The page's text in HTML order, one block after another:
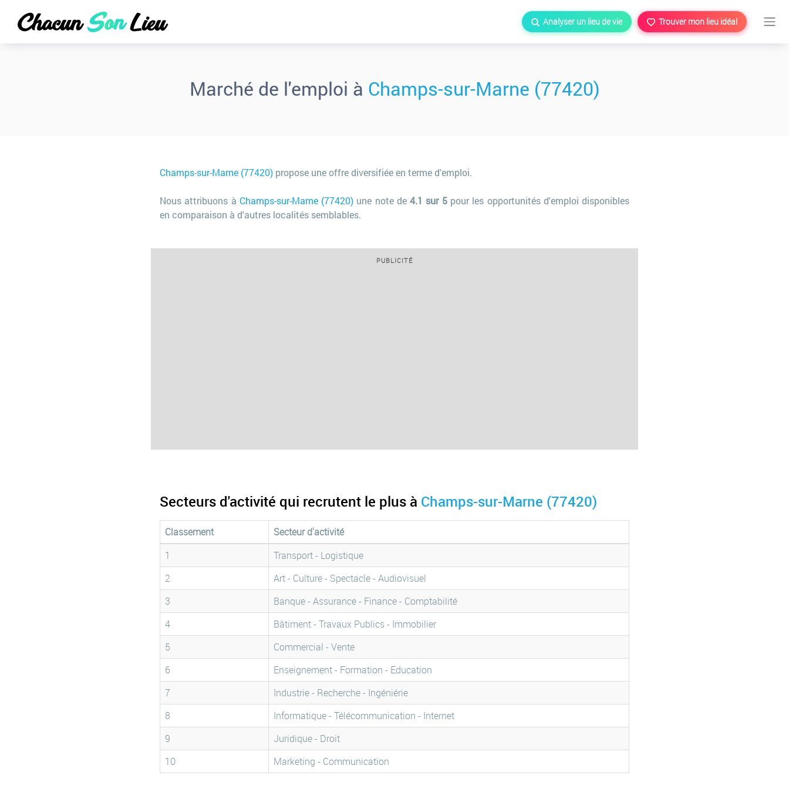
Analyser un lieu de vie Trouver mon lieu idéal
Marché de l'emploi à Champs-sur-Marne (77420)
Champs-sur-Marne (77420) propose une offre diversifiée en terme d'emploi.
Nous attribuons à Champs-sur-Marne (77420) une note de4.1 sur 5pour les opportunités d'emploi disponibles
en comparaison à d'autres localités semblables.
PUBLICITÉ
Secteurs d'activité qui recrutent le plus à Champs-sur-Marne (77420)
Classement
Secteur d'activité
1
Transport - Logistique
2
Art - Culture - Spectacle - Audiovisuel
3
Banque - Assurance - Finance - Comptabilité
4
Bâtiment - Travaux Publics - Immobilier
5
Commercial - Vente
6
Enseignement - Formation - Education
7
Industrie - Recherche - Ingéniérie
8
Informatique - Télécommunication - Internet
9
Juridique - Droit
10
Marketing - Communication